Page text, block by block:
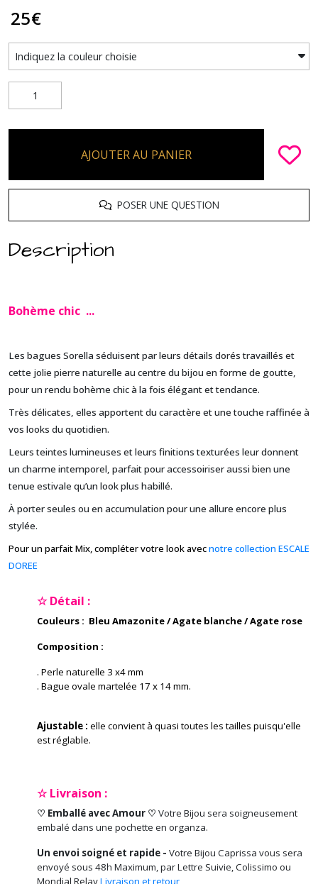
25€
AJOUTER AU PANIER
POSER UNE QUESTION
Description
Bohème chic ...
Les bagues Sorella séduisent par leurs détails dorés travaillés et
cette jolie pierre naturelle au centre du bijou en forme de goutte,
pour un rendu bohème chic à la fois élégant et tendance.
Très délicates, elles apportent du caractère et une touche raffinée à
vos looks du quotidien.
Leurs teintes lumineuses et leurs finitions texturées leur donnent
un charme intemporel, parfait pour accessoiriser aussi bien une
tenue estivale qu’un look plus habillé.
À porter seules ou en accumulation pour une allure encore plus
stylée.
Pour un parfait Mix, compléter votre look avecnotre collection ESCALE
DOREE
☆ Détail :
Couleurs : Bleu Amazonite / Agate blanche / Agate rose
Composition :
. Perle naturelle 3 x4 mm
. Bague ovale martelée 17 x 14 mm.
Ajustable : elle convient à quasi toutes les tailles puisqu'elle
est réglable.
☆ Livraison :
♡ Emballé avec Amour ♡ Votre Bijou sera soigneusement
embalé dans une pochette en organza.
Un envoi soigné et rapide - Votre Bijou Caprissa vous sera
envoyé sous 48h Maximum, par Lettre Suivie, Colissimo ou
Mondial RelayLivraison et retour